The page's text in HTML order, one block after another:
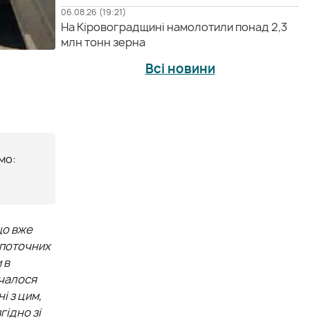
вже
в
з цим,
зі
06.08.26 (19:21)
На Кіровоградщині намолотили понад 2,3
млн тонн зерна
Всі новини